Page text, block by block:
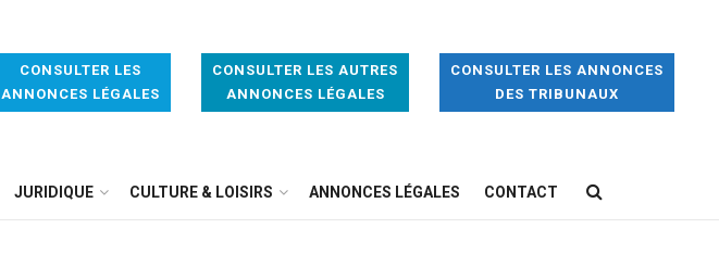
CONSULTER LES
ANNONCES LÉGALES
CONSULTER LES AUTRES
ANNONCES LÉGALES
CONSULTER LES ANNONCES
DES TRIBUNAUX
JURIDIQUE CULTURE & LOISIRS ANNONCES LÉGALES CONTACT